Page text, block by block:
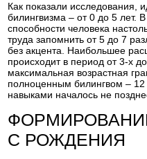
Как показали исследования,
билингвизма – от 0 до 5 лет.
способности человека
труда запомнить от 5 до 7
без акцента. Наибольшее
происходит в период от 3-х
максимальная возрастная
полноценным билингвом –
навыками началось не
С РОЖДЕНИЯ